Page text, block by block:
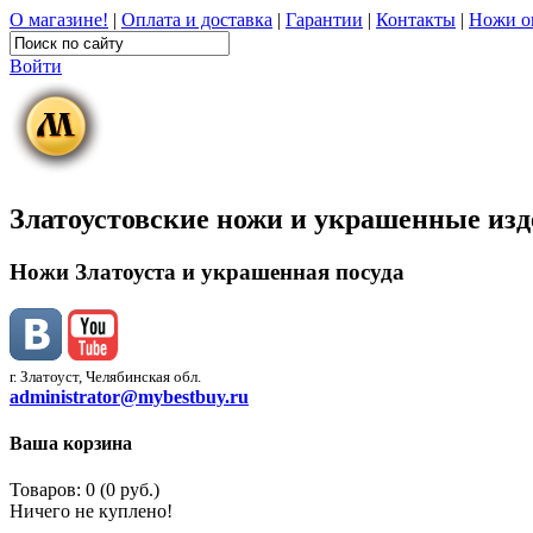
О магазине! | Оплата и доставка | Гарантии | Контакты | Ножи
Войти
Златоустовские ножи и украшенные
Ножи Златоуста и украшенная посуда
г. Златоуст, Челябинская обл.
administrator@mybestbuy.ru
Ваша корзина
Товаров: 0 (0 руб.)
Ничего не куплено!